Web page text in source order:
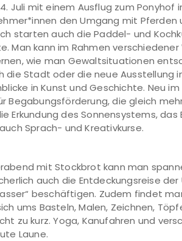
Juli mit einem Ausflug zum Ponyhof
den Umgang mit
starten auch die Paddel- und
Man kann im Rahmen
wie man Gewaltsituationen
die Stadt oder die neue Ausstellung
in Kunst und Geschichte. Neu
Begabungsförderung, die gleich
Erkundung des Sonnensystems,
Sprach- und Kreativkurse.
mit Stockbrot kann man
auch die Entdeckungsreise
beschäftigen. Zudem findet
ums Basteln, Malen, Zeichnen,
zu kurz. Yoga, Kanufahren und
Laune.